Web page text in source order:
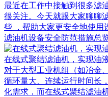
最近在工作中接触到很多滤
很关注。今天就跟大家聊聊
些 ，帮助大家更安全地使用
滤油机设备安全防范措施总
在线式聚结滤油机，实现油
对于大型工业机组（如冶金
循环量大、连续运行时间长
化需求，而在线式聚结滤油